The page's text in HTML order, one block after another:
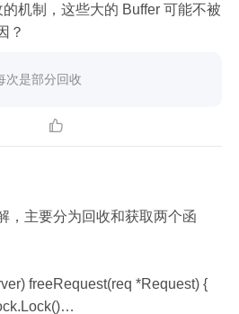
的机制，这些大的 Buffer 可能不被
？
次是部分回收

，主要分为回收和获取两个函
freeRequest(req *Request) {